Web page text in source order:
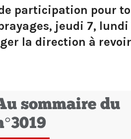
participation pour
jeudi 7, lundi
la direction à
sommaire du